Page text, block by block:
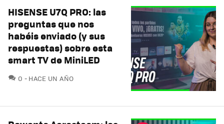
HISENSE U7Q PRO: las
preguntas que nos
habéis enviado (y sus
respuestas) sobre esta
smart TV de MiniLED
0 COMENTARIOS
HACE UN AÑO